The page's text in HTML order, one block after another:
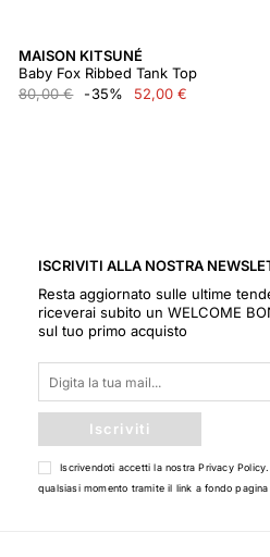
MAISON KITSUNÉ
Baby Fox Ribbed Tank Top
80,00 €
-35% 52,00 €
ISCRIVITI ALLA NOSTRA
Resta aggiornato sulle ultime
riceverai subito un WELCOME
sul tuo primo acquisto
Iscriviti
Iscrivendoti accetti la nostraPrivacy Policy
qualsiasi momento tramite il link a fondo pagina